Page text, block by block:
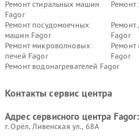
Ремонт стиральных машин
Fagor
Ремонт
Ремонт посудомоечных
машин Fagor
Fagor
Ремонт микроволновых
печей Fagor
Ремонт
Fagor
Ремонт водонагревателей Fagor
Контакты сервис центра
Адрес сервисного центра Fagor:
г. Орёл, Ливенская ул., 68А